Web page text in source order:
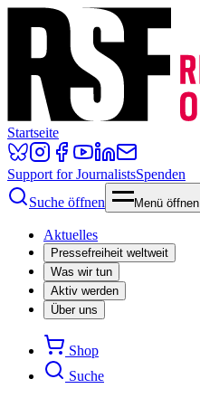
Startseite
Support for JournalistsSpenden
Suche öffnen
Menü öffnen
Aktuelles
Pressefreiheit weltweit
Was wir tun
Aktiv werden
Über uns
Shop
Suche